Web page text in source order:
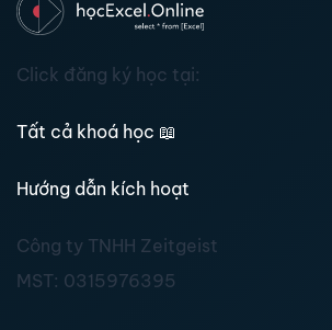
Click đăng ký học tại:
Tất cả khoá học 📖
Hướng dẫn kích hoạt
Công ty TNHH Zeitgeist
MST: 0315976395